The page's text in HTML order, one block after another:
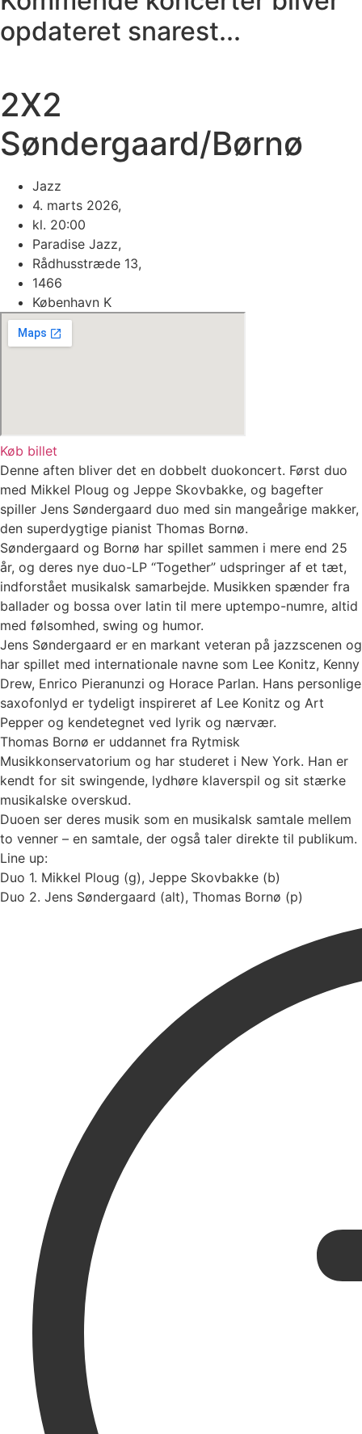
opdateret snarest...
2X2
Søndergaard/Børnø
Jazz
4. marts 2026,
kl. 20:00
Paradise Jazz,
Rådhusstræde 13,
1466
København K
Køb billet
Denne aften bliver det en dobbelt duokoncert. Først duo
med Mikkel Ploug og Jeppe Skovbakke, og bagefter
spiller Jens Søndergaard duo med sin mangeårige makker,
den superdygtige pianist Thomas Bornø.
Søndergaard og Bornø har spillet sammen i mere end 25
år, og deres nye duo-LP “Together” udspringer af et tæt,
indforstået musikalsk samarbejde. Musikken spænder fra
ballader og bossa over latin til mere uptempo-numre, altid
med følsomhed, swing og humor.
Jens Søndergaard er en markant veteran på jazzscenen og
har spillet med internationale navne som Lee Konitz, Kenny
Drew, Enrico Pieranunzi og Horace Parlan. Hans personlige
saxofonlyd er tydeligt inspireret af Lee Konitz og Art
Pepper og kendetegnet ved lyrik og nærvær.
Thomas Bornø er uddannet fra Rytmisk
Musikkonservatorium og har studeret i New York. Han er
kendt for sit swingende, lydhøre klaverspil og sit stærke
musikalske overskud.
Duoen ser deres musik som en musikalsk samtale mellem
to venner – en samtale, der også taler direkte til publikum.
Line up:
Duo 1. Mikkel Ploug (g), Jeppe Skovbakke (b)
Duo 2. Jens Søndergaard (alt), Thomas Bornø (p)